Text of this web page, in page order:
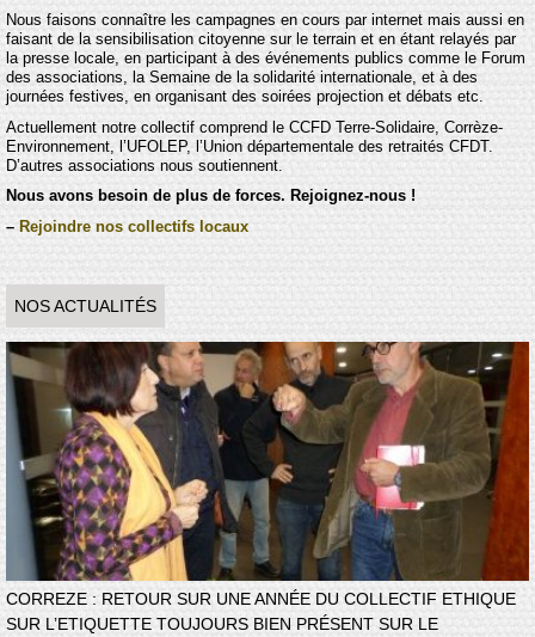
Nous faisons connaître les campagnes en cours par internet mais aussi en
faisant de la sensibilisation citoyenne sur le terrain et en étant relayés par
la presse locale, en participant à des événements publics comme le Forum
des associations, la Semaine de la solidarité internationale, et à des
journées festives, en organisant des soirées projection et débats etc.
Actuellement notre collectif comprend le CCFD Terre-Solidaire, Corrèze-
Environnement, l’UFOLEP, l’Union départementale des retraités CFDT.
D’autres associations nous soutiennent.
Nous avons besoin de plus de forces. Rejoignez-nous !
– Rejoindre nos collectifs locaux
NOS ACTUALITÉS
CORREZE : RETOUR SUR UNE ANNÉE DU COLLECTIF ETHIQUE
SUR L’ETIQUETTE TOUJOURS BIEN PRÉSENT SUR LE